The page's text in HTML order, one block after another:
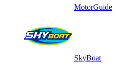
MotorGuide
SkyBoat